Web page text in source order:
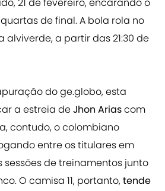
de final. A bola rola no
alviverde, a partir das 21:30 de
do ge.globo, esta
a estreia deJhon Ariascom
contudo, o colombiano
entre os titulares em
de treinamentos junto
O camisa 11, portanto,tende